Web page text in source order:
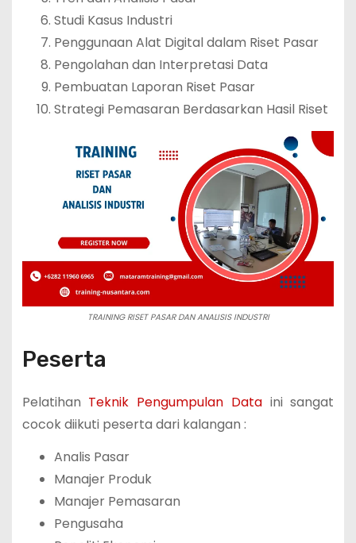
Studi Kasus Industri
Penggunaan Alat Digital dalam Riset Pasar
Pengolahan dan Interpretasi Data
Pembuatan Laporan Riset Pasar
Strategi Pemasaran Berdasarkan Hasil Riset
TRAINING RISET PASAR DAN ANALISIS INDUSTRI
Peserta
Pelatihan Teknik Pengumpulan Dataini sangat
cocok diikuti peserta dari kalangan :
Analis Pasar
Manajer Produk
Manajer Pemasaran
Pengusaha